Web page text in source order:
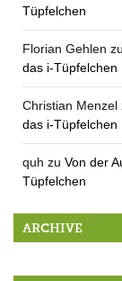
Tüpfelchen
Florian Gehlen zu
das i-Tüpfelchen
Christian Menzel
das i-Tüpfelchen
quh zu Von der
Tüpfelchen
ARCHIVE